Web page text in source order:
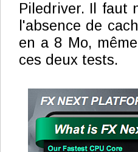
Piledriver. Il faut
l'absence de
en a 8 Mo,
ces deux tests.